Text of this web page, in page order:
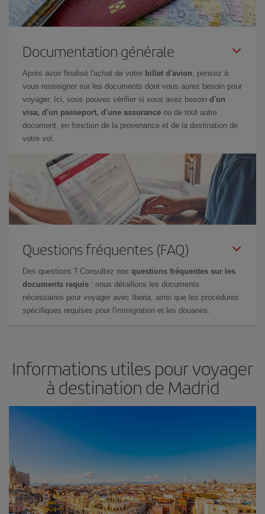
Documentation générale
Après avoir finalisé l'achat de votre billet d'avion, pensez à
vous renseigner sur les documents dont vous aurez besoin pour
voyager. Ici, vous pouvez vérifier si vous avez besoin d'un
visa, d'un passeport, d'une assurance ou de tout autre
document, en fonction de la provenance et de la destination de
votre vol.
Questions fréquentes (FAQ)
Des questions ? Consultez nos questions fréquentes sur les
documents requis : nous détaillons les documents
nécessaires pour voyager avec Iberia, ainsi que les procédures
spécifiques requises pour l'immigration et les douanes.
Informations utiles pour voyager
à destination de Madrid